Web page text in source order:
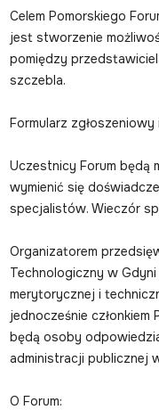
Celem Pomorskiego
jest stworzenie
pomiędzy
szczebla.
Formularz
Uczestnicy Forum będą
wymienić się
specjalistów. Wieczór
Organizatorem
Technologiczny w
merytorycznej i
jednocześnie członkiem
będą osoby
administracji publicznej
O Forum: